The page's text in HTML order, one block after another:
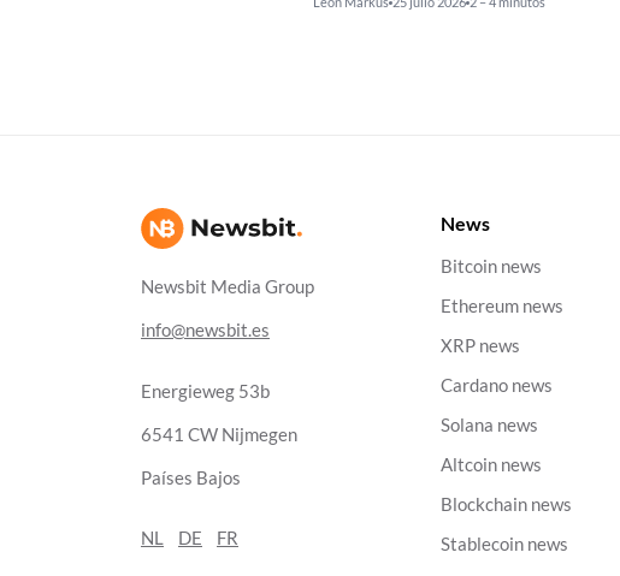
Newsbit Media Group
info@newsbit.es
Energieweg 53b
6541 CW Nijmegen
Países Bajos
NL DE FR
News
Bitcoin news
Ethereum news
XRP news
Cardano news
Solana news
Altcoin news
Blockchain news
Stablecoin news